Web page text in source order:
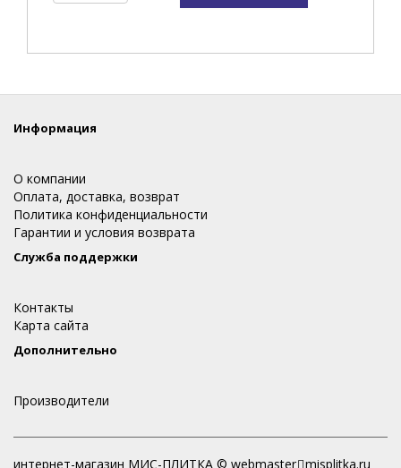
Информация
О компании
Оплата, доставка, возврат
Политика конфиденциальности
Гарантии и условия возврата
Служба поддержки
Контакты
Карта сайта
Дополнительно
Производители
интернет-магазин МИС-ПЛИТКА © webmaster misplitka.ru